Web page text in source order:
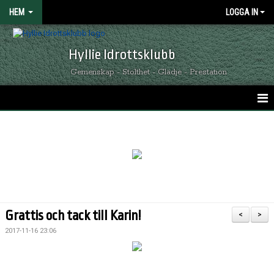
HEM LOGGA IN
Hyllie Idrottsklubb
Gemenskap - Stolthet - Glädje - Prestation
OM HYLLIE IK
>
<
Grattis och tack till Karin!
2017-11-16 23:06